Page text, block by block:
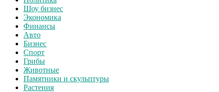
Шоу бизнес
Экономика
Финансы
Авто
Бизнес
Спорт
Грибы
Животные
Памятники и скульптуры
Растения